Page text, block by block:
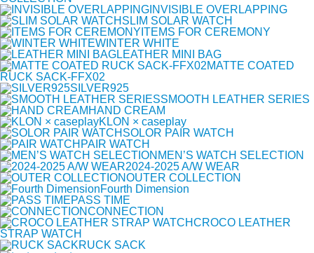
INVISIBLE OVERLAPPING
SLIM SOLAR WATCH
ITEMS FOR CEREMONY
WINTER WHITE
LEATHER MINI BAG
MATTE COATED
RUCK SACK-FFX02
SILVER925
SMOOTH LEATHER SERIES
HAND CREAM
KLON × caseplay
SOLOR PAIR WATCH
PAIR WATCH
MEN’S WATCH SELECTION
2024-2025 A/W WEAR
OUTER COLLECTION
Fourth Dimension
PASS TIME
CONNECTION
CROCO LEATHER
STRAP WATCH
RUCK SACK